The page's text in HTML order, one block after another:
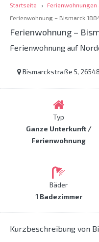
Startseite
Ferienwohnung – Bismarck
Ferienwohnung –
Ferienwohnung auf
Bismarckstraße 5,
Typ
Ganze Unterkunft /
Ferienwohnung
Bäder
1 Badezimmer
Kurzbeschreibung von